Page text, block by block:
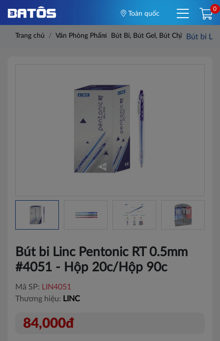
Toàn quốc
0
Trang chủ Văn Phòng Phẩm Bút Bi, Bút Gel, Bút Chì Bút bi
Bút bi Linc Pentonic RT 0.5mm
#4051 - Hộp 20c/Hộp 90c
Mã SP: LIN4051
Thương hiệu: LINC
84,000đ